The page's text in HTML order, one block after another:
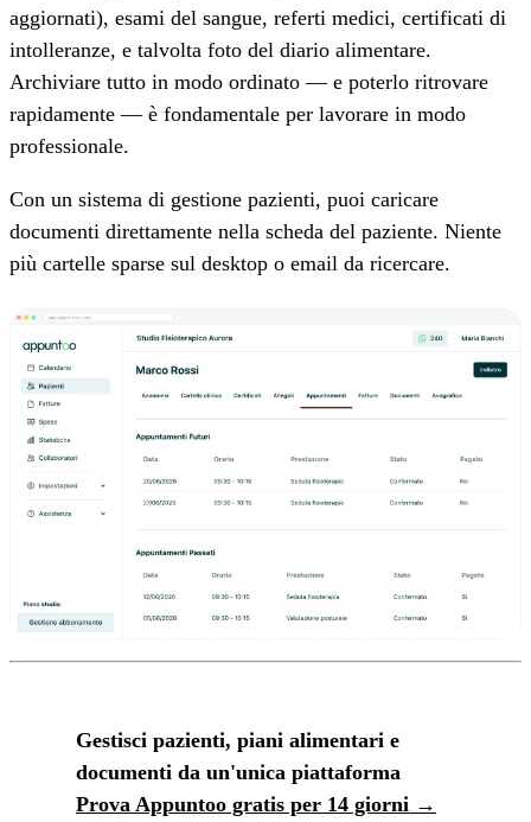
aggiornati), esami del sangue, referti medici, certificati di
intolleranze, e talvolta foto del diario alimentare.
Archiviare tutto in modo ordinato — e poterlo ritrovare
rapidamente — è fondamentale per lavorare in modo
professionale.
Con un sistema di gestione pazienti, puoi caricare
documenti direttamente nella scheda del paziente. Niente
più cartelle sparse sul desktop o email da ricercare.
Gestisci pazienti, piani alimentari e
documenti da un'unica piattaforma
Prova Appuntoo gratis per 14 giorni →